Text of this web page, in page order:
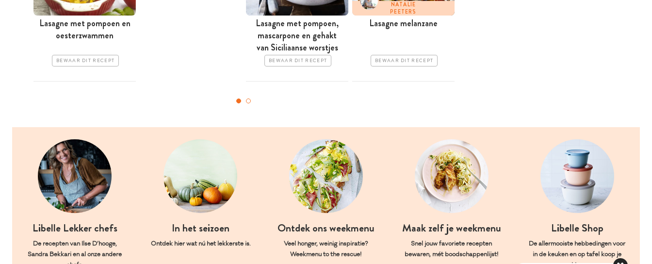
Lasagne met pompoen en
oesterzwammen
BEWAAR DIT RECEPT
Lasagne met pompoen,
mascarpone en gehakt
van Siciliaanse worstjes
BEWAAR DIT RECEPT
NATALIE
PEETERS
Lasagne melanzane
BEWAAR DIT RECEPT
Libelle Lekker chefs
De recepten van Ilse D’hooge,
Sandra Bekkari en al onze andere
In het seizoen
Ontdek hier wat nú het lekkerste is.
Ontdek ons weekmenu
Veel honger, weinig inspiratie?
Weekmenu to the rescue!
Maak zelf je weekmenu
Snel jouw favoriete recepten
bewaren, mét boodschappenlijst!
Libelle Shop
De allermooiste hebbedingen voor
in de keuken en op tafel koop je